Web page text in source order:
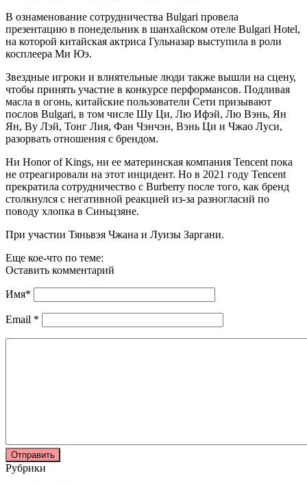
В ознаменование сотрудничества Bulgari провела
презентацию в понедельник в шанхайском отеле Bulgari Hotel,
на которой китайская актриса Гульназар выступила в роли
косплеера Ми Юэ.
Звездные игроки и влиятельные люди также вышли на сцену,
чтобы принять участие в конкурсе перформансов. Подливая
масла в огонь, китайские пользователи Сети призывают
послов Bulgari, в том числе Шу Ци, Лю Ифэй, Лю Вэнь, Ян
Ян, Ву Лэй, Тонг Лия, Фан Чэнчэн, Вэнь Ци и Чжао Луси,
разорвать отношения с брендом.
Ни Honor of Kings, ни ее материнская компания Tencent пока
не отреагировали на этот инцидент. Но в 2021 году Tencent
прекратила сотрудничество с Burberry после того, как бренд
столкнулся с негативной реакцией из-за разногласий по
поводу хлопка в Синьцзяне.
При участии Тяньвэя Чжана и Луизы Заргани.
Еще кое-что по теме:
Оставить комментарий
Имя*
Email *
Рубрики